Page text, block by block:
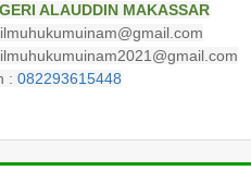
ALAUDDIN MAKASSAR
:082293615448